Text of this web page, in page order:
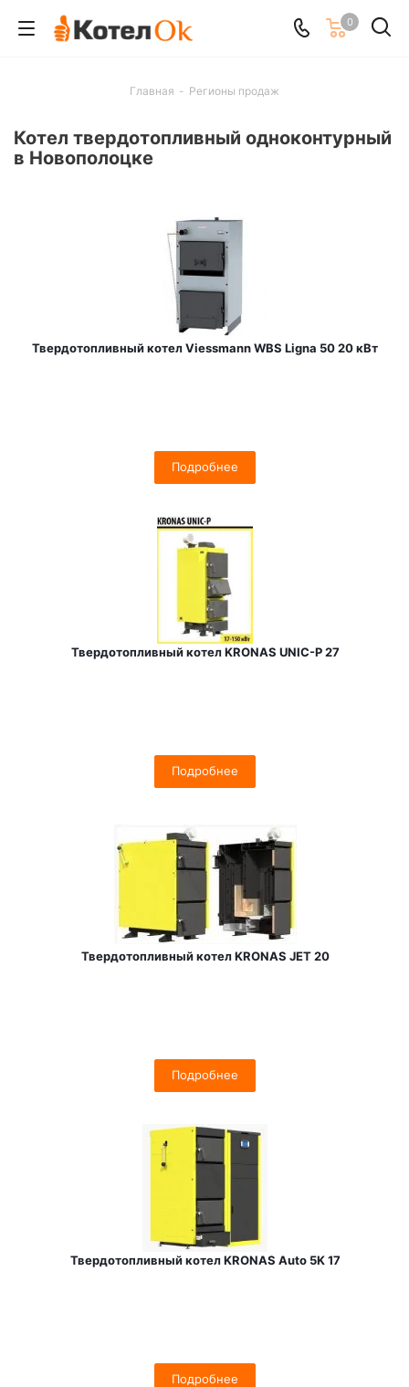
0
Главная - Регионы продаж
Котел твердотопливный одноконтурный
в Новополоцке
Твердотопливный котел Viessmann WBS Ligna 50 20 кВт
Подробнее
Твердотопливный котел KRONAS UNIC-P 27
Подробнее
Твердотопливный котел KRONAS JET 20
Подробнее
Твердотопливный котел KRONAS Auto 5K 17
Подробнее